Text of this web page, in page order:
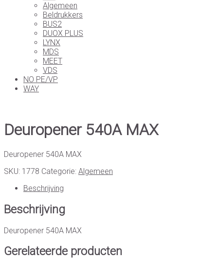
Algemeen
Beldrukkers
BUS2
DUOX PLUS
LYNX
MDS
MEET
VDS
NO PE/VP
WAY
Deuropener 540A MAX
Deuropener 540A MAX
SKU: 1778 Categorie: Algemeen
Beschrijving
Beschrijving
Deuropener 540A MAX
Gerelateerde producten